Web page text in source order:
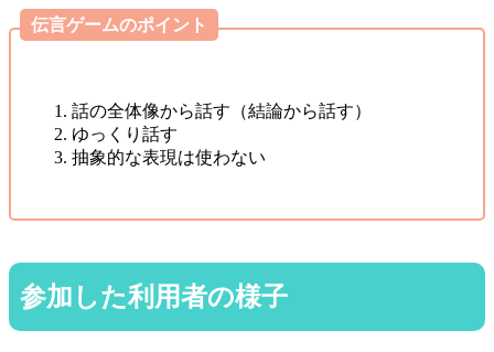
伝言ゲームのポイント
話の全体像から話す（結論から話す）
ゆっくり話す
抽象的な表現は使わない
参加した利用者の様子